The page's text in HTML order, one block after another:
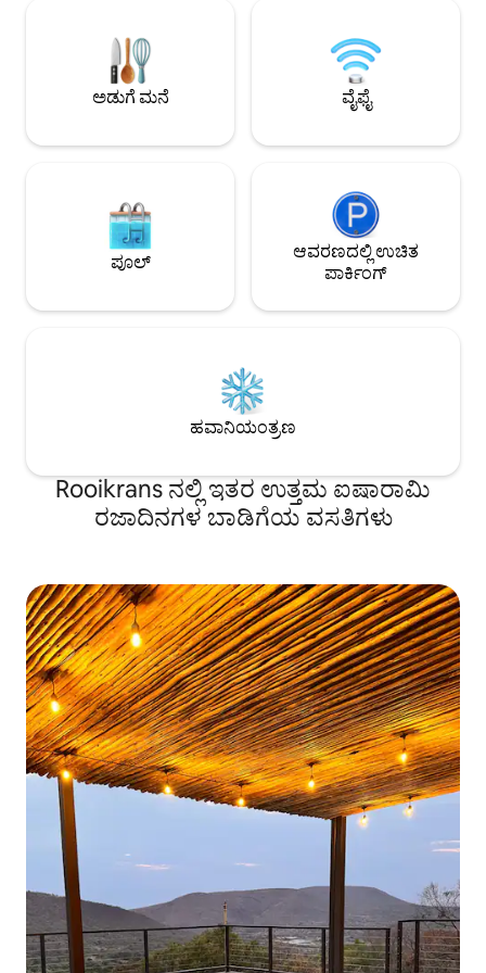
ಮ್ಯಾಟ್ರಾಸ್‌ಗಳು ಲಭ್ಯವಿವೆ. ಎಸ್ಟೇಟ್ 18 ಹೋಲ್ ಗಾಲ್ಫ್
ಕೋರ್ಸ್, ಚಾಲನೆಯಲ್ಲಿರುವ ಮತ್ತು ಬೈಕಿಂಗ್
ಟ್ರೇಲ್‌ಗಳು, ರೆಸ್ಟೋರೆಂಟ್‌ಗಳು ಮತ್ತು ಕ್ವಾಡ್ ಬೈಕಿಂಗ್
ಔಟ್‌ರೈಡ್‌ಗಳು ಮತ್ತು ಹೆಚ್ಚಿನದನ್ನು ಹೊಂದಿದೆ
ಅಡುಗೆ ಮನೆ ವೈಫೈ
ಪೂಲ್
ಆವರಣದಲ್ಲಿ ಉಚಿತ
ಪಾರ್ಕಿಂಗ್
ಹವಾನಿಯಂತ್ರಣ
Rooikrans ನಲ್ಲಿ ಇತರ ಉತ್ತಮ ಐಷಾರಾಮಿ
ರಜಾದಿನಗಳ ಬಾಡಿಗೆಯ ವಸತಿಗಳು